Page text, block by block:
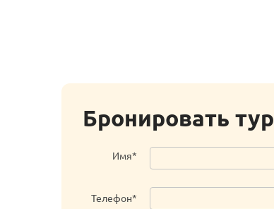
Бронировать тур
Имя*
Телефон*